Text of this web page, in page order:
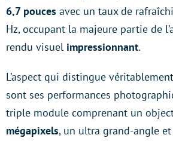
6,7 pouces avec un taux de
Hz, occupant la majeure partie de
rendu visuel impressionnant.
L’aspect qui distingue véritablement
sont ses performances
triple module comprenant un
mégapixels, un ultra grand-angle